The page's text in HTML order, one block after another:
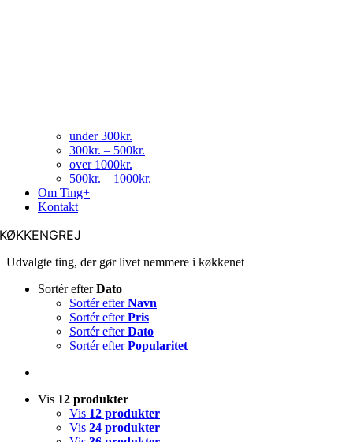
under 300kr.
300kr. – 500kr.
over 1000kr.
500kr. – 1000kr.
Om Ting+
Kontakt
KØKKENGREJ
Udvalgte ting, der gør livet nemmere i køkkenet
Sortér efterDato
Sortér efterNavn
Sortér efterPris
Sortér efterDato
Sortér efterPopularitet
Vis 12 produkter
Vis 12 produkter
Vis 24 produkter